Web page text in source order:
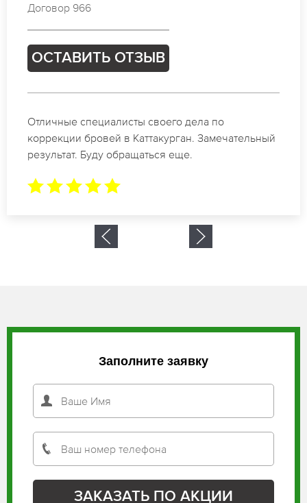
Договор 709
ОСТАВИТЬ ОТЗЫВ
Спасибо огромное. Заказывала татуаж на свадьбу
в Каттакурган. За 2 часа все было сделано.
Заполните заявку